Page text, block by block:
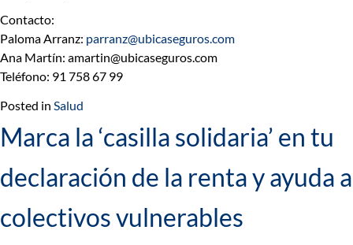
Contacto:
Paloma Arranz: parranz@ubicaseguros.com
Ana Martín: amartin@ubicaseguros.com
Teléfono: 91 758 67 99
Posted in Salud
Marca la ‘casilla solidaria’ en tu
declaración de la renta y ayuda a
colectivos vulnerables